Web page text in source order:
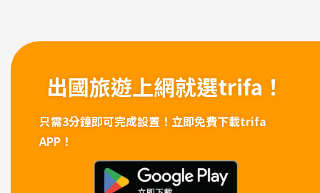
出國旅遊上網就選trifa！
只需3分鐘即可完成設置！ 立即免費下載trifa
APP！